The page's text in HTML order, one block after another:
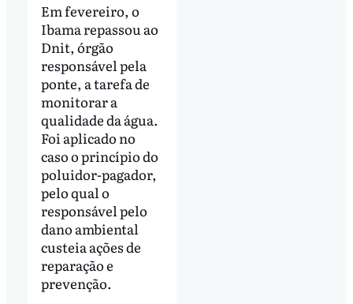
Em fevereiro, o
Ibama repassou ao
Dnit, órgão
responsável pela
ponte, a tarefa de
monitorar a
qualidade da água.
Foi aplicado no
caso o princípio do
poluidor-pagador,
pelo qual o
responsável pelo
dano ambiental
custeia ações de
reparação e
prevenção.